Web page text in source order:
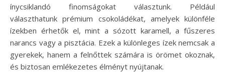
ínycsiklandó finomságokat választunk. Például
választhatunk prémium csokoládékat, amelyek különféle
ízekben érhetők el, mint a sózott karamell, a fűszeres
narancs vagy a pisztácia. Ezek a különleges ízek nemcsak a
gyerekek, hanem a felnőttek számára is örömet okoznak,
és biztosan emlékezetes élményt nyújtanak.